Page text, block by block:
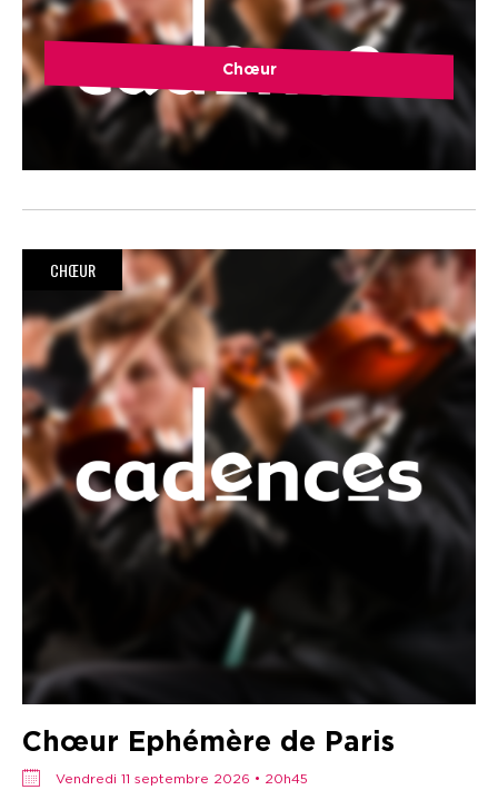
Chœur
CHŒUR
Chœur Ephémère de Paris
vendredi 11 septembre 2026 • 20h45